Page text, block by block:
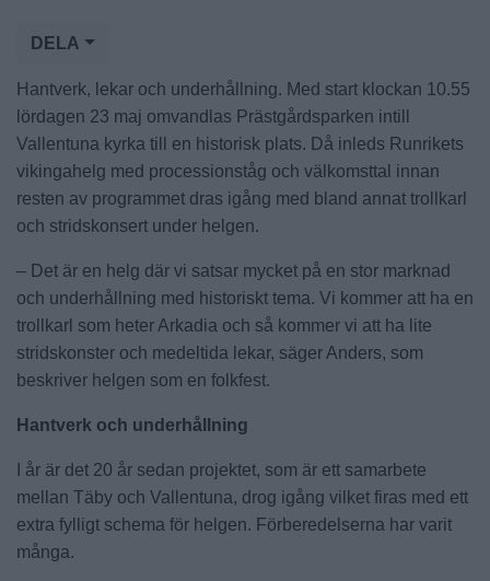
DELA
Hantverk, lekar och underhållning. Med start klockan 10.55
lördagen 23 maj omvandlas Prästgårdsparken intill
Vallentuna kyrka till en historisk plats. Då inleds Runrikets
vikingahelg med processionståg och välkomsttal innan
resten av programmet dras igång med bland annat trollkarl
och stridskonsert under helgen.
– Det är en helg där vi satsar mycket på en stor marknad
och underhållning med historiskt tema. Vi kommer att ha en
trollkarl som heter Arkadia och så kommer vi att ha lite
stridskonster och medeltida lekar, säger Anders, som
beskriver helgen som en folkfest.
Hantverk och underhållning
I år är det 20 år sedan projektet, som är ett samarbete
mellan Täby och Vallentuna, drog igång vilket firas med ett
extra fylligt schema för helgen. Förberedelserna har varit
många.